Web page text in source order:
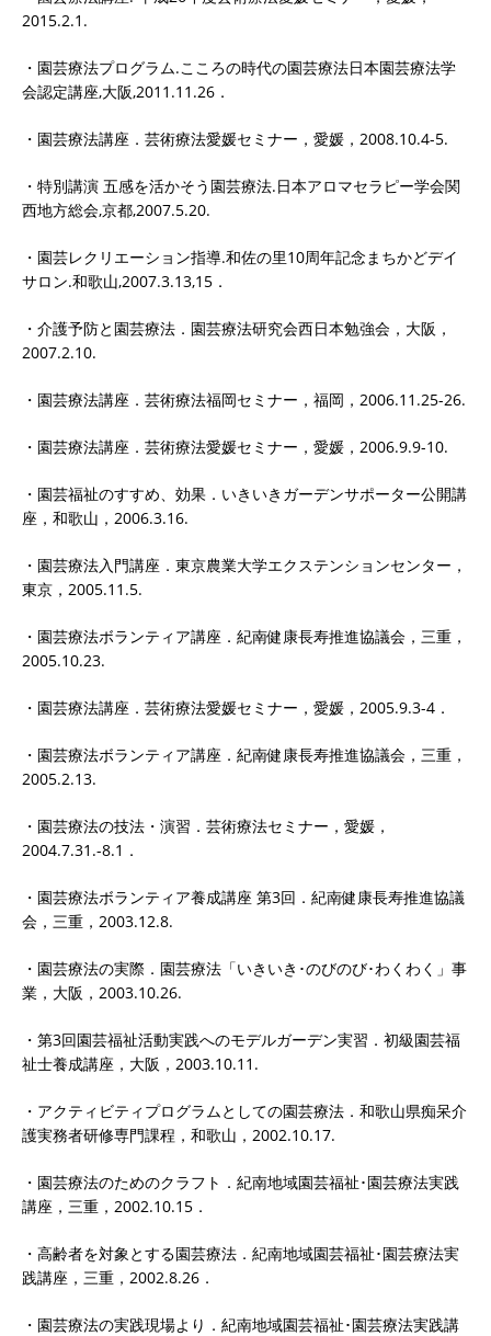
2015.2.1.
・園芸療法プログラム.こころの時代の園芸療法日本園芸療法学
会認定講座,大阪,2011.11.26．
・園芸療法講座．芸術療法愛媛セミナー，愛媛，2008.10.4-5.
・特別講演 五感を活かそう園芸療法.日本アロマセラピー学会関
西地方総会,京都,2007.5.20.
・園芸レクリエーション指導.和佐の里10周年記念まちかどデイ
サロン.和歌山,2007.3.13,15．
・介護予防と園芸療法．園芸療法研究会西日本勉強会，大阪，
2007.2.10.
・園芸療法講座．芸術療法福岡セミナー，福岡，2006.11.25-26.
・園芸療法講座．芸術療法愛媛セミナー，愛媛，2006.9.9-10.
・園芸福祉のすすめ、効果．いきいきガーデンサポーター公開講
座，和歌山，2006.3.16.
・園芸療法入門講座．東京農業大学エクステンションセンター，
東京，2005.11.5.
・園芸療法ボランティア講座．紀南健康長寿推進協議会，三重，
2005.10.23.
・園芸療法講座．芸術療法愛媛セミナー，愛媛，2005.9.3-4．
・園芸療法ボランティア講座．紀南健康長寿推進協議会，三重，
2005.2.13.
・園芸療法の技法・演習．芸術療法セミナー，愛媛，
2004.7.31.-8.1．
・園芸療法ボランティア養成講座 第3回．紀南健康長寿推進協議
会，三重，2003.12.8.
・園芸療法の実際．園芸療法「いきいき･のびのび･わくわく」事
業，大阪，2003.10.26.
・第3回園芸福祉活動実践へのモデルガーデン実習．初級園芸福
祉士養成講座，大阪，2003.10.11.
・アクティビティプログラムとしての園芸療法．和歌山県痴呆介
護実務者研修専門課程，和歌山，2002.10.17.
・園芸療法のためのクラフト．紀南地域園芸福祉･園芸療法実践
講座，三重，2002.10.15．
・高齢者を対象とする園芸療法．紀南地域園芸福祉･園芸療法実
践講座，三重，2002.8.26．
・園芸療法の実践現場より．紀南地域園芸福祉･園芸療法実践講